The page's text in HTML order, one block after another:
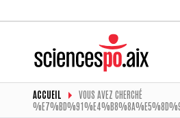
ACCUEIL
VOUS AVEZ CHERCHÉ